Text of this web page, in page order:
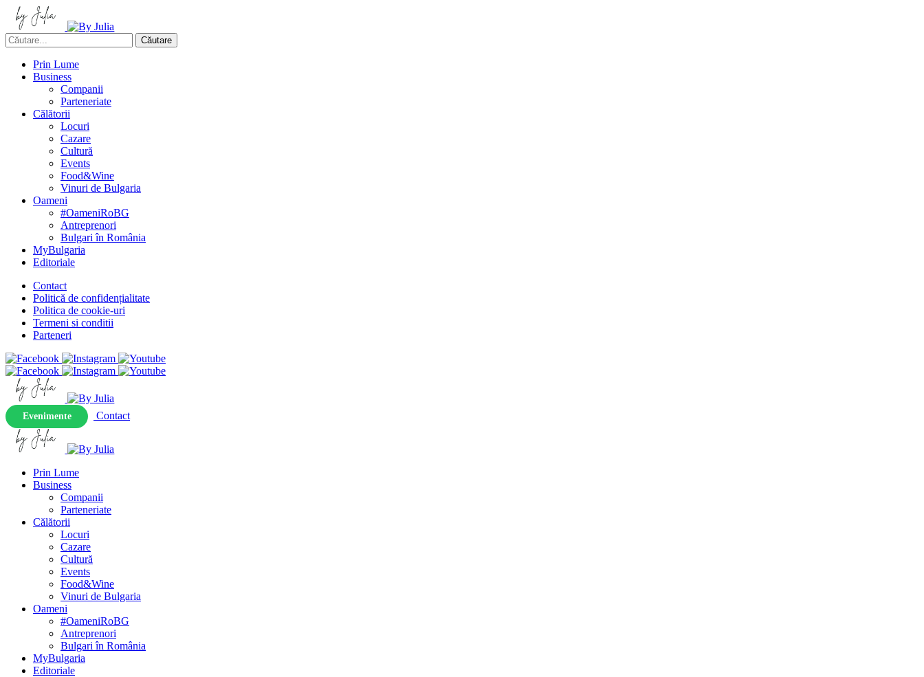
Căutare
Prin Lume
Business
Companii
Parteneriate
Călătorii
Locuri
Cazare
Cultură
Events
Food&Wine
Vinuri de Bulgaria
Oameni
#OameniRoBG
Antreprenori
Bulgari în România
MyBulgaria
Editoriale
Contact
Politică de confidențialitate
Politica de cookie-uri
Termeni si conditii
Parteneri
Evenimente Contact
Prin Lume
Business
Companii
Parteneriate
Călătorii
Locuri
Cazare
Cultură
Events
Food&Wine
Vinuri de Bulgaria
Oameni
#OameniRoBG
Antreprenori
Bulgari în România
MyBulgaria
Editoriale